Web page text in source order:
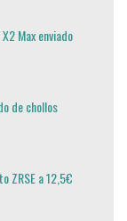
Max enviado
de chollos
ZRSE a 12,5€